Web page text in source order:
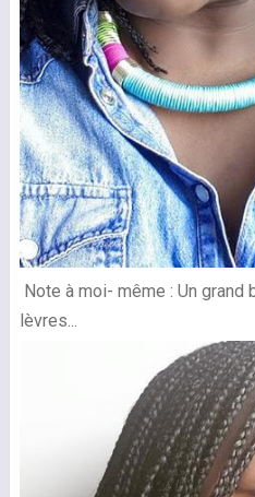
Note à moi- même : Un
lèvres...